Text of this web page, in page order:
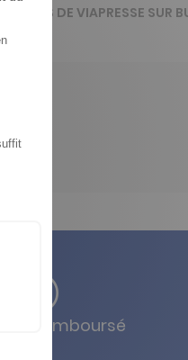
L'AVIS DE VIAPRESSE SUR
ou remboursé